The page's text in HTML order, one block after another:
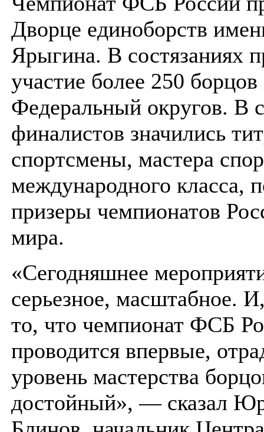
Дворце единоборств
Ярыгина. В состязаниях
участие более 250 борцов
Федеральный округов. В
финалистов значились
спортсмены, мастера
международного класса,
призеры чемпионатов
мира.
«Сегодняшнее
серьезное, масштабное.
то, что чемпионат ФСБ
проводится впервые,
уровень мастерства
достойный», — сказал